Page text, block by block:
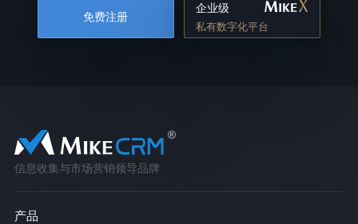
免费注册
企业级
私有数字化平台
信息收集与市场营销领导品牌
产品